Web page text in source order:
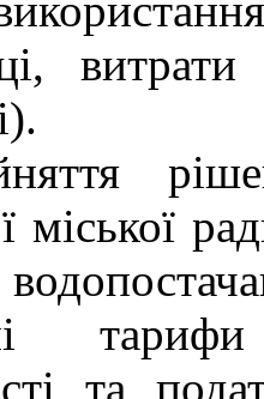
міської
та